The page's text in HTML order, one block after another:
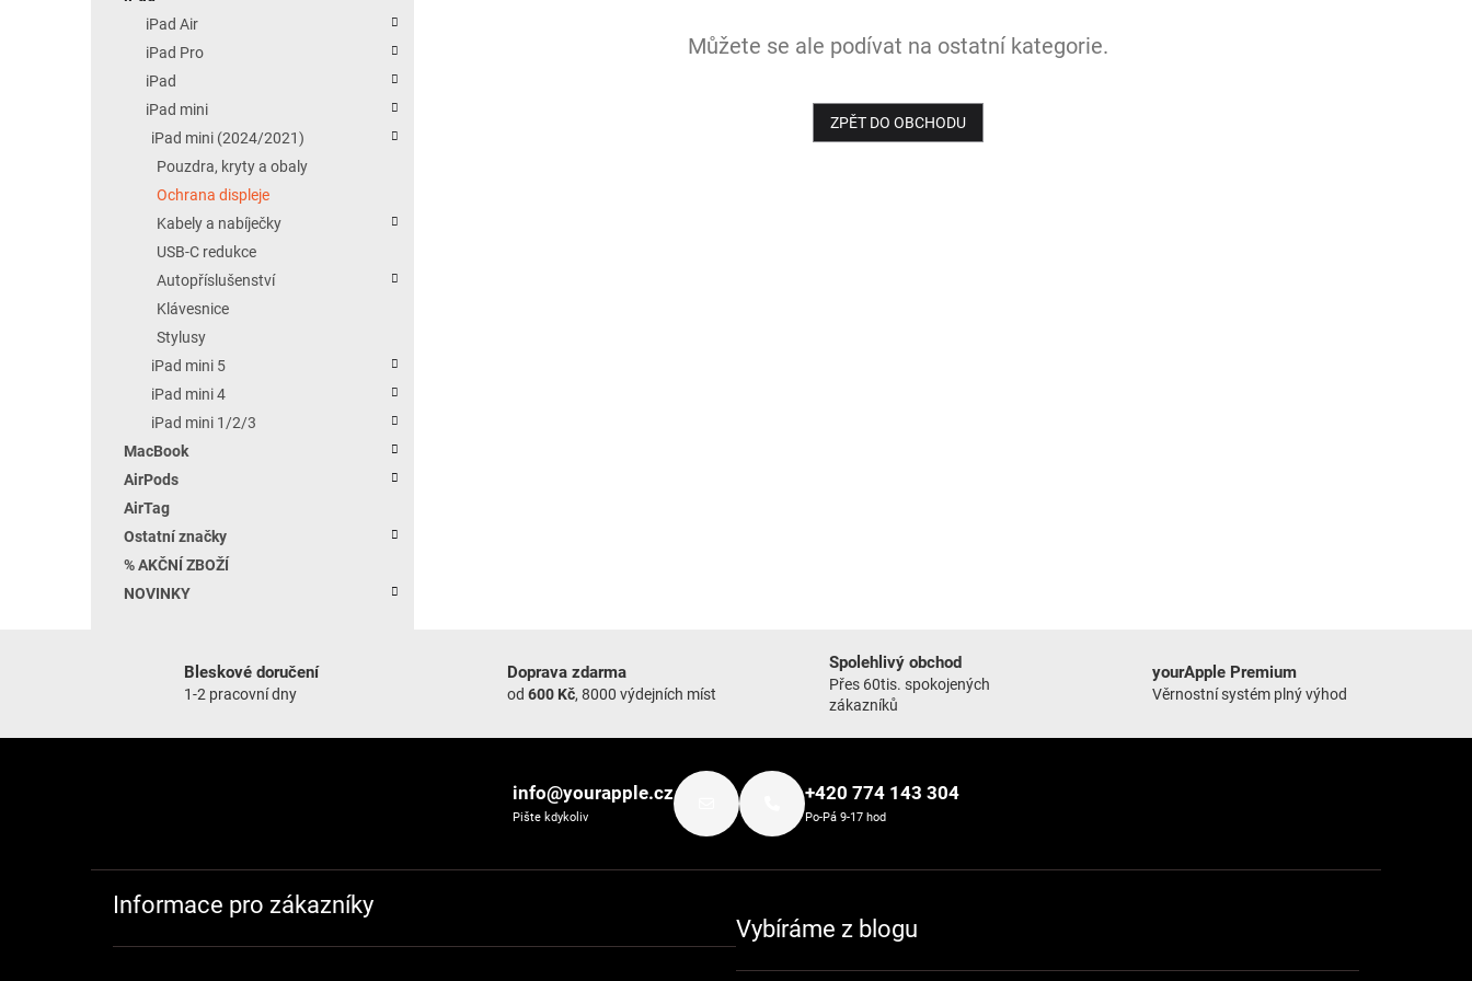
iPad Air
iPad Pro
iPad
iPad mini
iPad mini (2024/2021)
Pouzdra, kryty a obaly
Ochrana displeje
Kabely a nabíječky
USB-C redukce
Autopříslušenství
Klávesnice
Stylusy
iPad mini 5
iPad mini 4
iPad mini 1/2/3
MacBook
AirPods
AirTag
Ostatní značky
% AKČNÍ ZBOŽÍ
NOVINKY
Můžete se ale podívat na ostatní kategorie.
ZPĚT DO OBCHODU
Bleskové doručení
1-2 pracovní dny
Doprava zdarma
od 600 Kč, 8000 výdejních míst
Spolehlivý obchod
Přes 60tis. spokojených
zákazníků
yourApple Premium
Věrnostní systém plný výhod
info@yourapple.cz
Pište kdykoliv
+420 774 143 304
Po-Pá 9-17 hod
Informace pro zákazníky
Vybíráme z blogu